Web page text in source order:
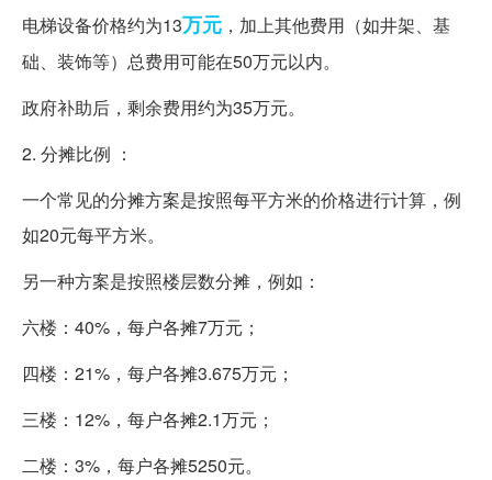
电梯设备价格约为13万元 ，加上其他费用（如井架、基
础、装饰等）总费用可能在50万元以内。
政府补助后，剩余费用约为35万元。
2. 分摊比例 ：
一个常见的分摊方案是按照每平方米的价格进行计算，例
如20元每平方米。
另一种方案是按照楼层数分摊，例如：
六楼：40%，每户各摊7万元；
四楼：21%，每户各摊3.675万元；
三楼：12%，每户各摊2.1万元；
二楼：3%，每户各摊5250元。